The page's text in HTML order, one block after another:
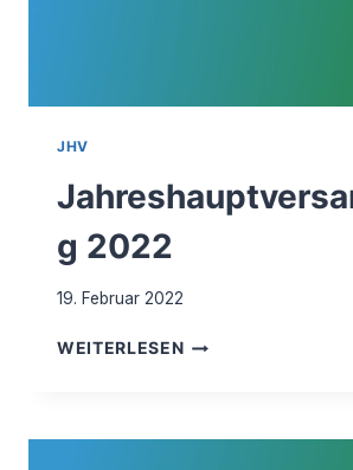
JHV
g 2022
19. Februar 2022
WEITERLESEN